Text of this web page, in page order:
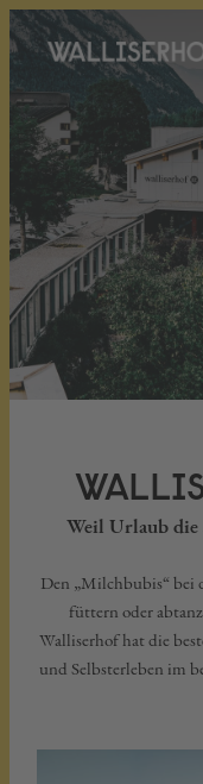
Weil Urlaub die
Den „Milchbubis“ bei
füttern oder
Walliserhof hat die
und Selbsterleben im